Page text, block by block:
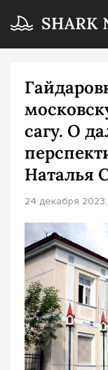
сагу. О
Наталья
24 декабря 2023,